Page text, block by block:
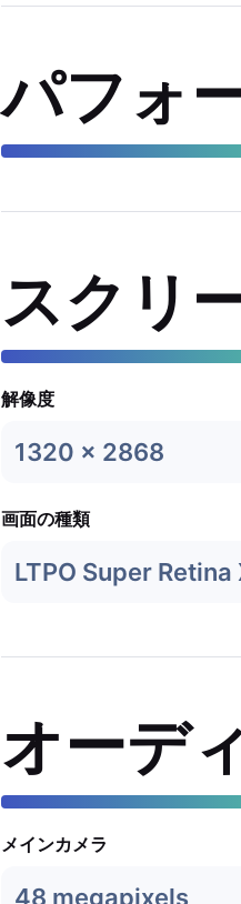
パフォ
スクリ
解像度
1320 x 2868
画面の種類
LTPO Super Retina
オーデ
メインカメラ
48 megapixels